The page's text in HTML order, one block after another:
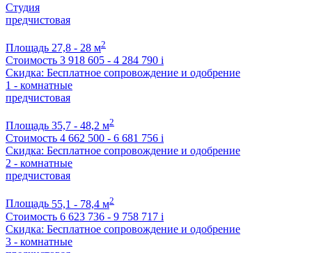
Студия
предчистовая
Площадь 27,8 - 28 м2
Стоимость 3 918 605 - 4 284 790 i
Скидка: Бесплатное сопровождение и одобрение
1 - комнатные
предчистовая
Площадь 35,7 - 48,2 м2
Стоимость 4 662 500 - 6 681 756 i
Скидка: Бесплатное сопровождение и одобрение
2 - комнатные
предчистовая
Площадь 55,1 - 78,4 м2
Стоимость 6 623 736 - 9 758 717 i
Скидка: Бесплатное сопровождение и одобрение
3 - комнатные